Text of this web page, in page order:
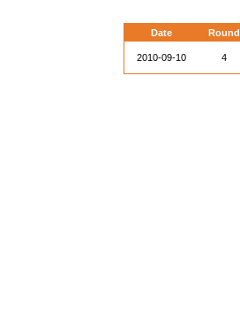
Date Round
2010-09-10 4